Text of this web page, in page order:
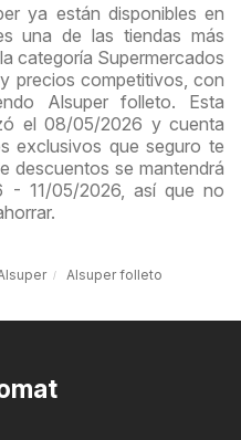
ya están disponibles en
una de las tiendas más
categoría Supermercados
precios competitivos, con
Alsuper folleto. Esta
el 08/05/2026 y cuenta
exclusivos que seguro te
descuentos se mantendrá
- 11/05/2026, así que no
Alsuper folleto